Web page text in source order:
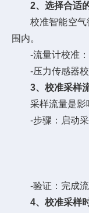
2、选择合适
校准智能空气微
围内。
-流量计校准：
-压力传感器校
3、校准采样
采样流量是影响
-步骤：启动采
-验证：完成流
4、校准采样